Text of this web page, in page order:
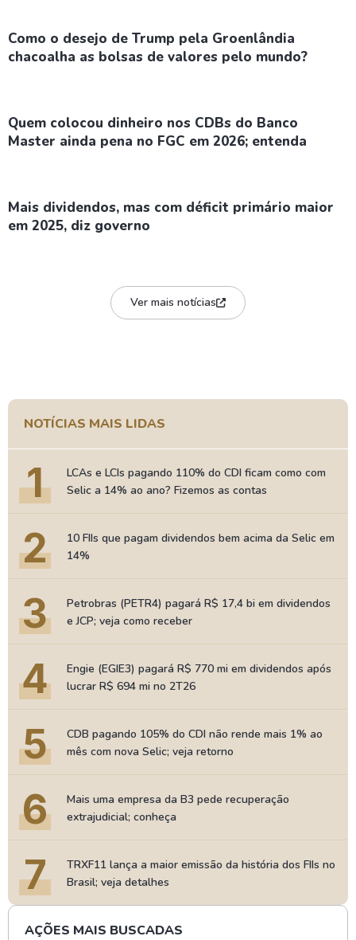
Como o desejo de Trump pela Groenlândia
chacoalha as bolsas de valores pelo mundo?
Quem colocou dinheiro nos CDBs do Banco
Master ainda pena no FGC em 2026; entenda
Mais dividendos, mas com déficit primário maior
em 2025, diz governo
Ver mais notícias
NOTÍCIAS MAIS LIDAS
1
LCAs e LCIs pagando 110% do CDI ficam como com
Selic a 14% ao ano? Fizemos as contas
2
10 FIIs que pagam dividendos bem acima da Selic em
14%
3
Petrobras (PETR4) pagará R$ 17,4 bi em dividendos
e JCP; veja como receber
4
Engie (EGIE3) pagará R$ 770 mi em dividendos após
lucrar R$ 694 mi no 2T26
5
CDB pagando 105% do CDI não rende mais 1% ao
mês com nova Selic; veja retorno
6
Mais uma empresa da B3 pede recuperação
extrajudicial; conheça
7
TRXF11 lança a maior emissão da história dos FIIs no
Brasil; veja detalhes
AÇÕES MAIS BUSCADAS